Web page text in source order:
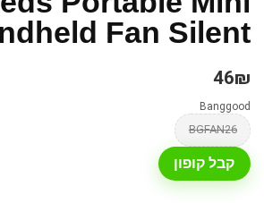
Fan Silent
46₪
Banggood
BGFAN26
קבל קופון